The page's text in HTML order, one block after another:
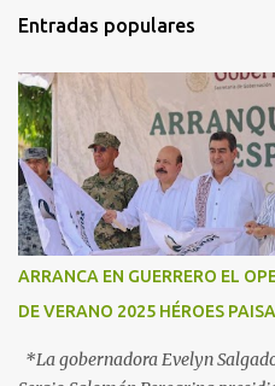
t
r
i
o
s
Entradas populares
ARRANCA EN GUERRERO EL
DE VERANO 2025 HÉROES
*La gobernadora Evelyn